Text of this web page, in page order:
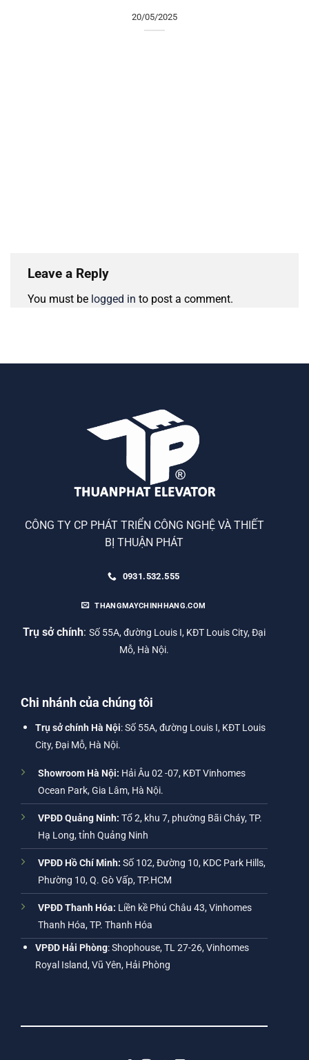
20/05/2025
Leave a Reply
You must be logged in to post a comment.
CÔNG TY CP PHÁT TRIỂN CÔNG NGHỆ VÀ THIẾT
BỊ THUẬN PHÁT
0931.532.555
THANGMAYCHINHHANG.COM
Trụ sở chính: Số 55A, đường Louis I, KĐT Louis City, Đại
Mỗ, Hà Nội.
Chi nhánh của chúng tôi
Trụ sở chính Hà Nội: Số 55A, đường Louis I, KĐT Louis
City, Đại Mỗ, Hà Nội.
Showroom Hà Nội: Hải Âu 02 -07, KĐT Vinhomes
Ocean Park, Gia Lâm, Hà Nội.
VPĐD Quảng Ninh: Tổ 2, khu 7, phường Bãi Cháy, TP.
Hạ Long, tỉnh Quảng Ninh
VPĐD Hồ Chí Minh: Số 102, Đường 10, KDC Park Hills,
Phường 10, Q. Gò Vấp, TP.HCM
VPĐD Thanh Hóa: Liền kề Phú Châu 43, Vinhomes
Thanh Hóa, TP. Thanh Hóa
VPĐD Hải Phòng: Shophouse, TL 27-26, Vinhomes
Royal Island, Vũ Yên, Hải Phòng